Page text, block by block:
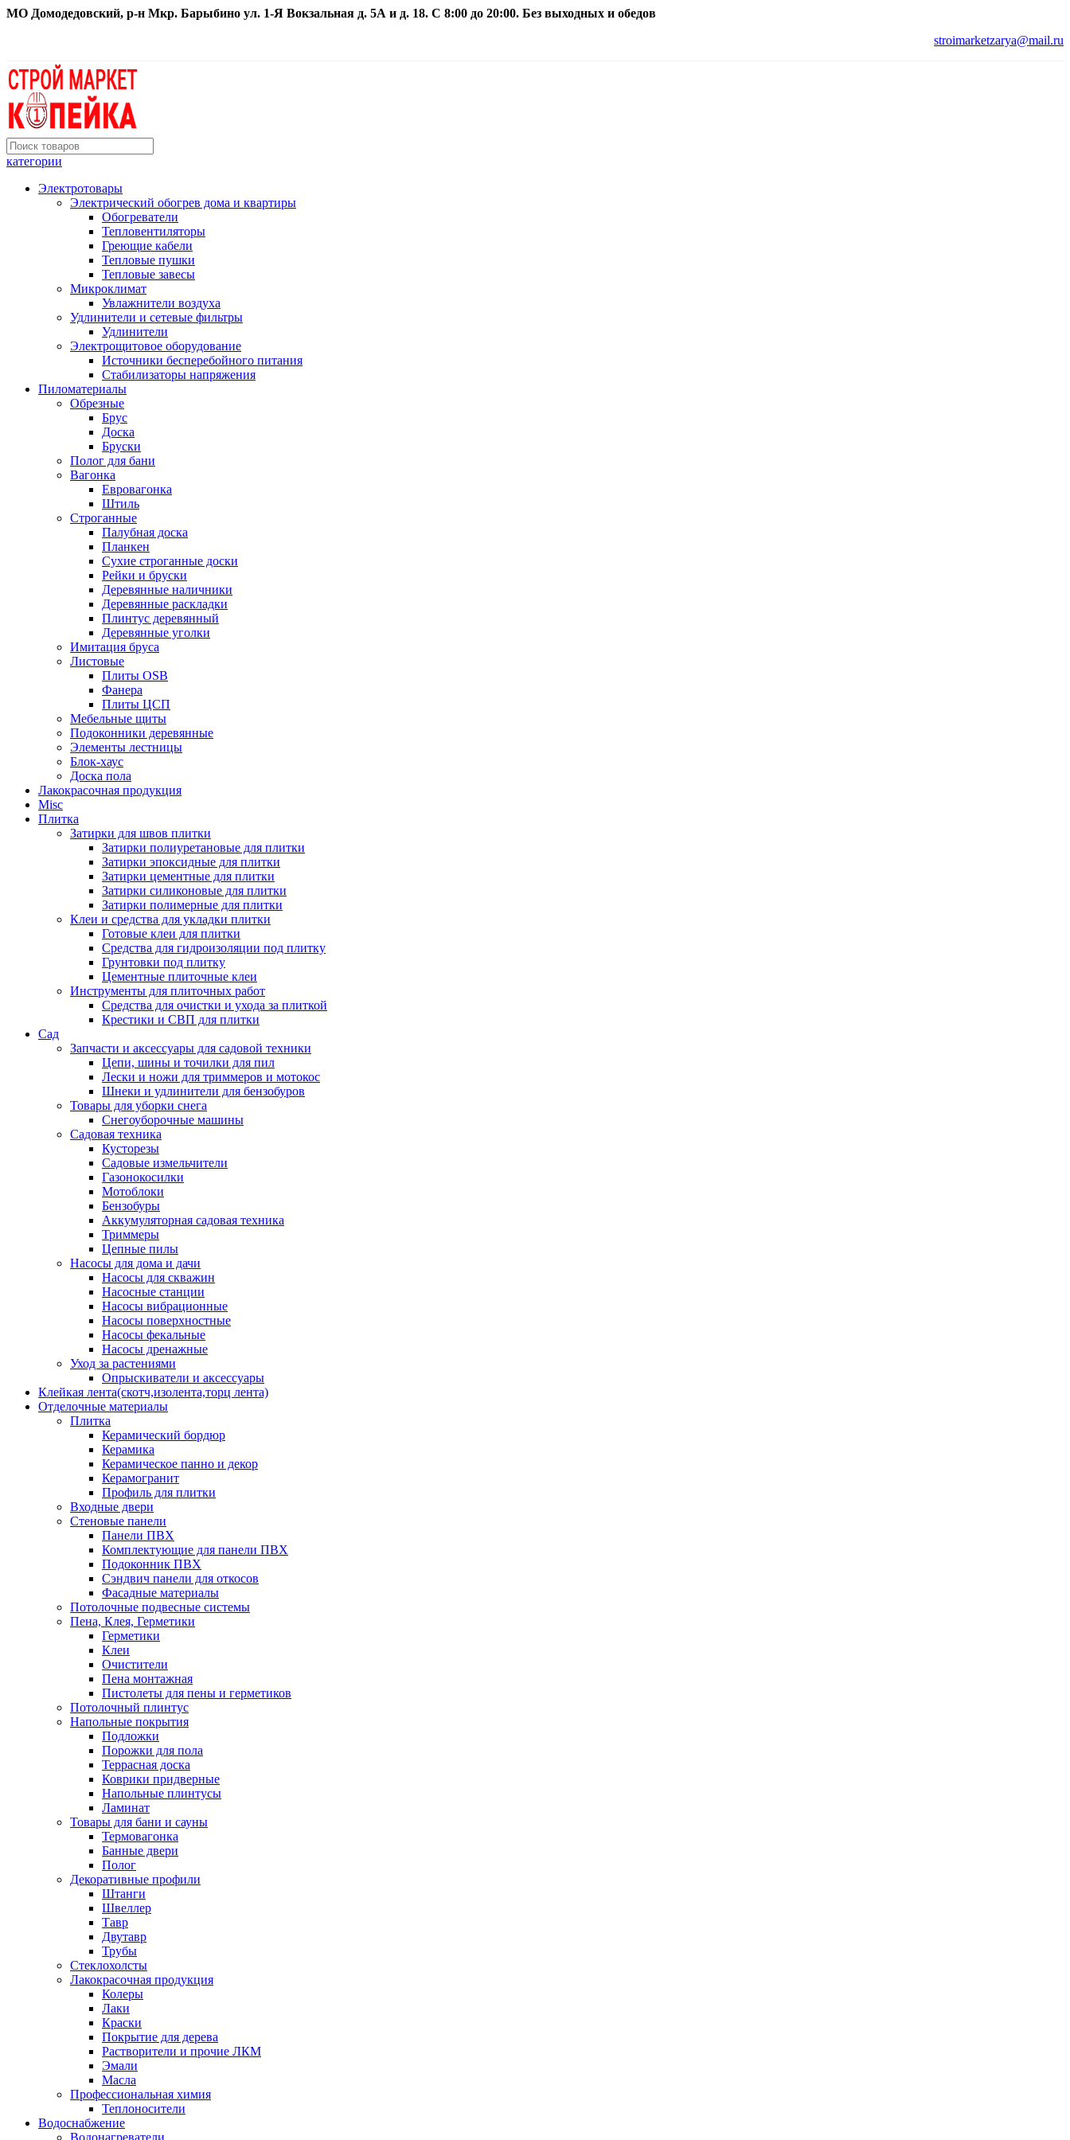
МО Домодедовский, р-н Мкр. Барыбино ул. 1-Я Вокзальная д. 5А и д. 18. С 8:00 до 20:00. Без выходных и обедов
stroimarketzarya@mail.ru
категории
Электротовары
Электрический обогрев дома и квартиры
Обогреватели
Тепловентиляторы
Греющие кабели
Тепловые пушки
Тепловые завесы
Микроклимат
Увлажнители воздуха
Удлинители и сетевые фильтры
Удлинители
Электрощитовое оборудование
Источники бесперебойного питания
Стабилизаторы напряжения
Пиломатериалы
Обрезные
Брус
Доска
Бруски
Полог для бани
Вагонка
Евровагонка
Штиль
Строганные
Палубная доска
Планкен
Сухие строганные доски
Рейки и бруски
Деревянные наличники
Деревянные раскладки
Плинтус деревянный
Деревянные уголки
Имитация бруса
Листовые
Плиты OSB
Фанера
Плиты ЦСП
Мебельные щиты
Подоконники деревянные
Элементы лестницы
Блок-хаус
Доска пола
Лакокрасочная продукция
Misc
Плитка
Затирки для швов плитки
Затирки полиуретановые для плитки
Затирки эпоксидные для плитки
Затирки цементные для плитки
Затирки силиконовые для плитки
Затирки полимерные для плитки
Клеи и средства для укладки плитки
Готовые клеи для плитки
Средства для гидроизоляции под плитку
Грунтовки под плитку
Цементные плиточные клеи
Инструменты для плиточных работ
Средства для очистки и ухода за плиткой
Крестики и СВП для плитки
Сад
Запчасти и аксессуары для садовой техники
Цепи, шины и точилки для пил
Лески и ножи для триммеров и мотокос
Шнеки и удлинители для бензобуров
Товары для уборки снега
Снегоуборочные машины
Садовая техника
Кусторезы
Садовые измельчители
Газонокосилки
Мотоблоки
Бензобуры
Аккумуляторная садовая техника
Триммеры
Цепные пилы
Насосы для дома и дачи
Насосы для скважин
Насосные станции
Насосы вибрационные
Насосы поверхностные
Насосы фекальные
Насосы дренажные
Уход за растениями
Опрыскиватели и аксессуары
Клейкая лента(скотч,изолента,торц лента)
Отделочные материалы
Плитка
Керамический бордюр
Керамика
Керамическое панно и декор
Керамогранит
Профиль для плитки
Входные двери
Стеновые панели
Панели ПВХ
Комплектующие для панели ПВХ
Подоконник ПВХ
Сэндвич панели для откосов
Фасадные материалы
Потолочные подвесные системы
Пена, Клея, Герметики
Герметики
Клеи
Очистители
Пена монтажная
Пистолеты для пены и герметиков
Потолочный плинтус
Напольные покрытия
Подложки
Порожки для пола
Террасная доска
Коврики придверные
Напольные плинтусы
Ламинат
Товары для бани и сауны
Термовагонка
Банные двери
Полог
Декоративные профили
Штанги
Швеллер
Тавр
Двутавр
Трубы
Стеклохолсты
Лакокрасочная продукция
Колеры
Лаки
Краски
Покрытие для дерева
Растворители и прочие ЛКМ
Эмали
Масла
Профессиональная химия
Теплоносители
Водоснабжение
Водонагреватели